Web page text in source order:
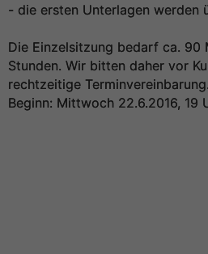
- die ersten Unterlagen werden
Die Einzelsitzung bedarf ca. 90
Stunden. Wir bitten daher vor
rechtzeitige Terminvereinbarung.
Beginn: Mittwoch 22.6.2016, 19